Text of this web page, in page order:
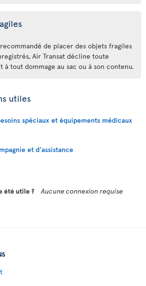
de placer des objets fragiles
Air Transat décline toute
à tout dommage au sac ou à son contenu.
utiles
spéciaux et équipements médicaux
et d’assistance
été utile ?
Aucune connexion requise